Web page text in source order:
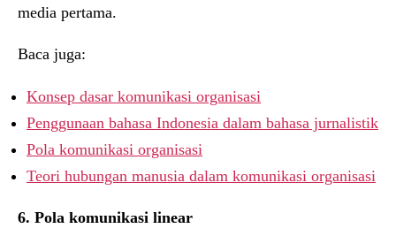
media pertama.
Baca juga:
Konsep dasar komunikasi organisasi
Penggunaan bahasa Indonesia dalam bahasa jurnalistik
Pola komunikasi organisasi
Teori hubungan manusia dalam komunikasi organisasi
6. Pola komunikasi linear